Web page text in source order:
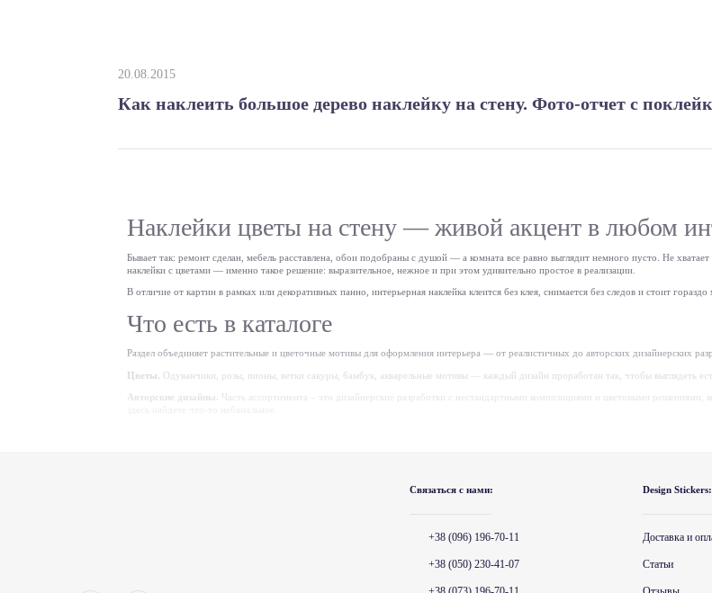
20.08.2015
Как наклеить большое дерево наклейку на стену. Фото-отчет с
Наклейки цветы на стену — живой акцент в любом
Бывает так: ремонт сделан, мебель расставлена, обои подобраны с душой — а комната все равно выглядит немного пусто. Не
наклейки с цветами — именно такое решение: выразительное, нежное и при этом удивительно простое в реализации.
В отличие от картин в рамках или декоративных панно, интерьерная наклейка клеится без клея, снимается без следов и стоит
Что есть в каталоге
Раздел объединяет растительные и цветочные мотивы для оформления интерьера — от реалистичных до авторских дизайнерских
Цветы. Одуванчики, розы, пионы, ветки сакуры, бамбук, акварельные мотивы — каждый дизайн проработан так, чтобы выглядеть
Авторские дизайны. Часть ассортимента – это дизайнерские разработки с нестандартными композициями и цветовыми
Каждую наклейку можно заказать в любом цвете из палитры более 50 оттенков. Рядом с каждой миниатюрой расположена
На каких поверхностях клеится
Связаться с нами:
+38 (096) 196-70-11
+38 (050) 230-41-07
Design Stickers:
Доставка и
Статьи